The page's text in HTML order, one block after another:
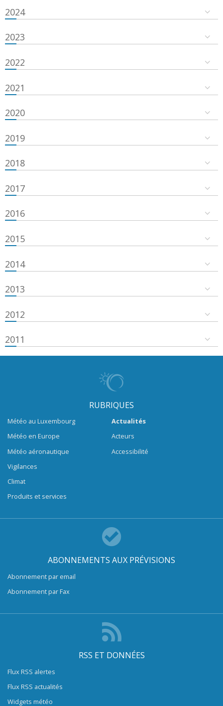
2024
2023
2022
2021
2020
2019
2018
2017
2016
2015
2014
2013
2012
2011
RUBRIQUES
Météo au Luxembourg
Météo en Europe
Météo aéronautique
Vigilances
Climat
Produits et services
Actualités
Acteurs
Accessibilité
ABONNEMENTS AUX PRÉVISIONS
Abonnement par email
Abonnement par Fax
RSS ET DONNÉES
Flux RSS alertes
Flux RSS actualités
Widgets météo